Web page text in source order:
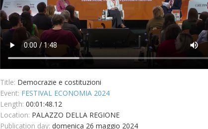
Title: Democrazie e costituzioni
Event: FESTIVAL ECONOMIA 2024
Length: 00:01:48.12
Location: PALAZZO DELLA REGIONE
Publication day: domenica 26 maggio 2024